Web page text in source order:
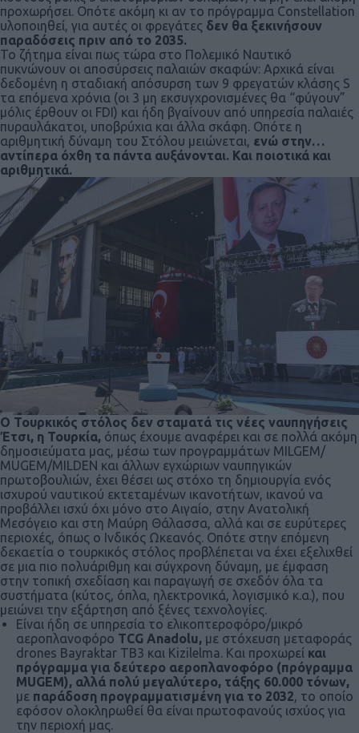
προχωρήσει. Οπότε ακόμη κι αν το πρόγραμμα Constellation
υλοποιηθεί, για αυτές οι φρεγάτες δεν θα ξεκινήσουν
παραδόσεις πριν από το 2035.
Το ζήτημα είναι πως τώρα στο Πολεμικό Ναυτικό
πυκνώνουν οι αποσύρσεις παλαιών σκαφών: Αρχικά είναι
δεδομένη η σταδιακή απόσυρση των 9 φρεγατών κλάσης S
τα επόμενα χρόνια (οι 3 μη εκσυγχρονισμένες θα “φύγουν”
μόλις έρθουν οι FDI) και ήδη βγαίνουν από υπηρεσία παλαιές
πυραυλάκατοι, υποβρύχια και άλλα σκάφη. Οπότε η
αριθμητική δύναμη του Στόλου μειώνεται, ενώ στην…
αντίπερα όχθη τα πάντα αυξάνονται. Και ποιοτικά και
αριθμητικά.
Ο Τουρκικός στόλος δεν σταματά τις νέες ναυπηγήσεις
Έτσι, η Τουρκία, όπως έχουμε αναφέρει και σε πολλά ακόμη
δημοσιεύματα μας, μέσω των προγραμμάτων MILGEM/
ΜUGEM/MILDEN και άλλων εγχώριων ναυπηγικών
πρωτοβουλιών, έχει θέσει ως στόχο τη δημιουργία ενός
ισχυρού ναυτικού εκτεταμένων ικανοτήτων, ικανού να
προβάλλει ισχύ όχι μόνο στο Αιγαίο, στην Ανατολική
Μεσόγειο και στη Μαύρη Θάλασσα, αλλά και σε ευρύτερες
περιοχές, όπως ο Ινδικός Ωκεανός. Οπότε στην επόμενη
δεκαετία ο τουρκικός στόλος προβλέπεται να έχει εξελιχθεί
σε μια πιο πολυάριθμη και σύγχρονη δύναμη, με έμφαση
στην τοπική σχεδίαση και παραγωγή σε σχεδόν όλα τα
συστήματα (κύτος, όπλα, ηλεκτρονικά, λογισμικό κ.α.), που
μειώνει την εξάρτηση από ξένες τεχνολογίες.
Είναι ήδη σε υπηρεσία το ελικοπτεροφόρο/μικρό
αεροπλανοφόρο TCG Anadolu, με στόχευση μεταφοράς
drones Bayraktar TB3 και Kizilelma. Και προχωρεί και
πρόγραμμα για δεύτερο αεροπλανοφόρο (πρόγραμμα
ΜUGEM), αλλά πολύ μεγαλύτερο, τάξης 60.000 τόνων,
με παράδοση προγραμματισμένη για το 2032, το οποίο
εφόσον ολοκληρωθεί θα είναι πρωτοφανούς ισχύος για
την περιοχή μας.